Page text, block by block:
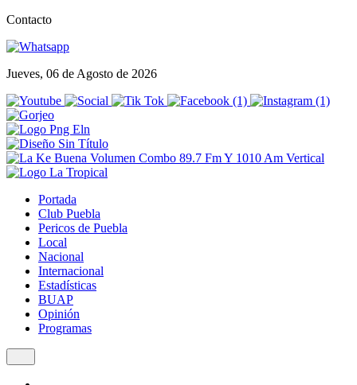
Contacto
Jueves, 06 de Agosto de 2026
Portada
Club Puebla
Pericos de Puebla
Local
Nacional
Internacional
Estadísticas
BUAP
Opinión
Programas